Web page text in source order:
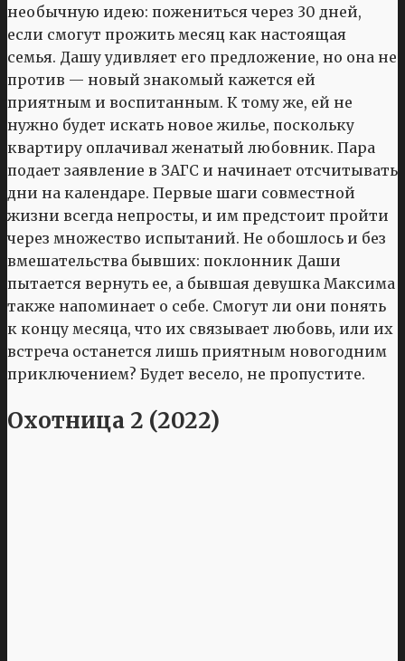
необычную идею: пожениться через 30 дней,
если смогут прожить месяц как настоящая
семья. Дашу удивляет его предложение, но она не
против — новый знакомый кажется ей
приятным и воспитанным. К тому же, ей не
нужно будет искать новое жилье, поскольку
квартиру оплачивал женатый любовник. Пара
подает заявление в ЗАГС и начинает отсчитывать
дни на календаре. Первые шаги совместной
жизни всегда непросты, и им предстоит пройти
через множество испытаний. Не обошлось и без
вмешательства бывших: поклонник Даши
пытается вернуть ее, а бывшая девушка Максима
также напоминает о себе. Смогут ли они понять
к концу месяца, что их связывает любовь, или их
встреча останется лишь приятным новогодним
приключением? Будет весело, не пропустите.
Охотница 2 (2022)